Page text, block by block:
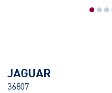
JAGUAR
36807